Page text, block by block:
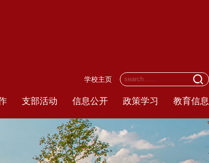
学校主页
支部活动 信息公开 政策学习 教育信息